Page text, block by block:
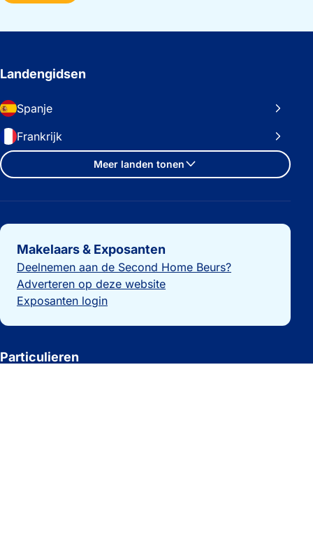
Landengidsen
Spanje
Frankrijk
Meer landen tonen
Belangrijke links
Makelaars & Exposanten
Deelnemen aan de Second Home Beurs?
Adverteren op deze website
Exposanten login
Particulieren